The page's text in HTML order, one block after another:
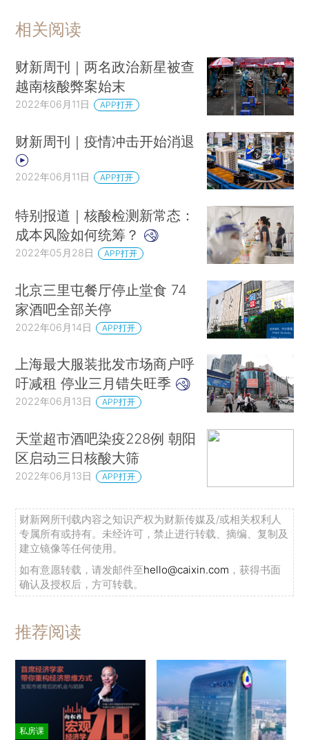
相关阅读
财新周刊｜两名政治新星被查
越南核酸弊案始末
2022年06月11日 APP打开
财新周刊｜疫情冲击开始消退
2022年06月11日 APP打开
特别报道｜核酸检测新常态：
成本风险如何统筹？
2022年05月28日 APP打开
北京三里屯餐厅停止堂食 74
家酒吧全部关停
2022年06月14日 APP打开
上海最大服装批发市场商户呼
吁减租 停业三月错失旺季
2022年06月13日 APP打开
天堂超市酒吧染疫228例 朝阳
区启动三日核酸大筛
2022年06月13日 APP打开
财新网所刊载内容之知识产权为财新传媒及/或相关权利人
专属所有或持有。未经许可，禁止进行转载、摘编、复制及
建立镜像等任何使用。
如有意愿转载，请发邮件至hello@caixin.com ，获得书面
确认及授权后，方可转载。
推荐阅读
私房课